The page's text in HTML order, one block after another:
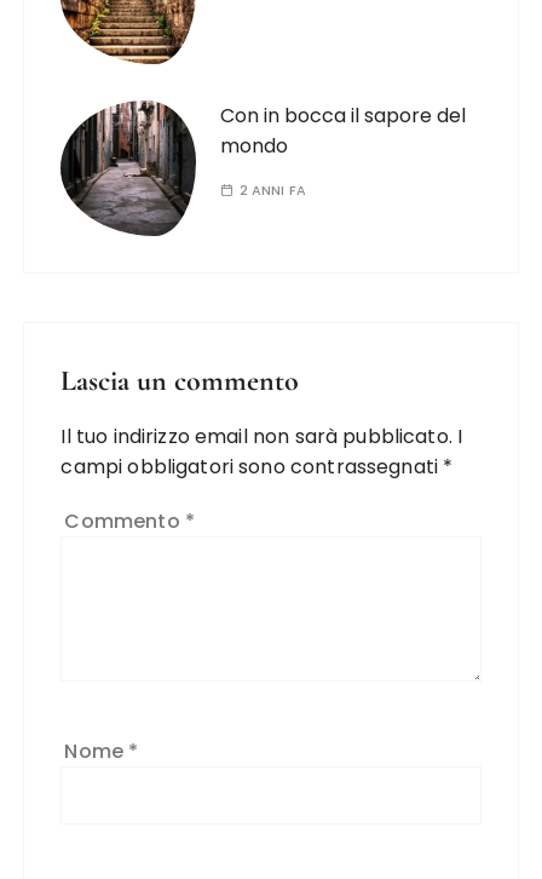
Con in bocca il sapore del
mondo
2 ANNI FA
Lascia un commento
Il tuo indirizzo email non sarà pubblicato. I
campi obbligatori sono contrassegnati *
Commento *
Nome *